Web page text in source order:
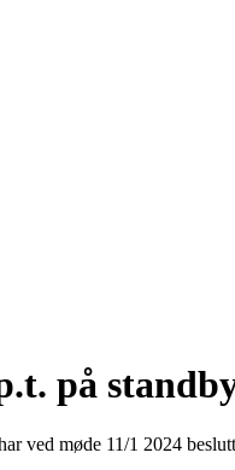
på
ved møde 11/1 2024